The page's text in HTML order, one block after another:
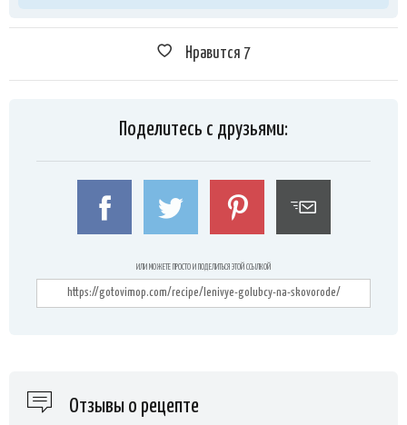
Нравится 7
Поделитесь с друзьями:
ИЛИ МОЖЕТЕ ПРОСТО И ПОДЕЛИТЬСЯ ЭТОЙ ССЫЛКОЙ
Отзывы о рецепте